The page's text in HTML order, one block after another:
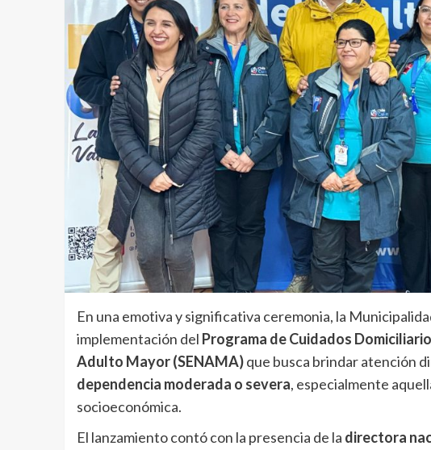
En una emotiva y significativa ceremonia, la
implementación del Programa de Cuidados
Adulto Mayor (SENAMA)que busca brindar atención
dependencia moderada o severa, especialmente
socioeconómica.
El lanzamiento contó con la presencia de la directora